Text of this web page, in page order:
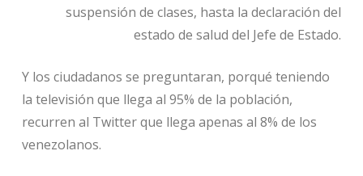
suspensión de clases, hasta la declaración del
estado de salud del Jefe de Estado.
Y los ciudadanos se preguntaran, porqué teniendo
la televisión que llega al 95% de la población,
recurren al Twitter que llega apenas al 8% de los
venezolanos.